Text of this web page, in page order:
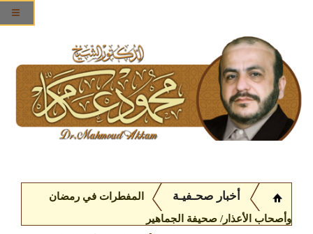
أخبار صحـفيـة المفطرات في رمضان
وأصحاب الأعذار/ صحيفة الجماهير